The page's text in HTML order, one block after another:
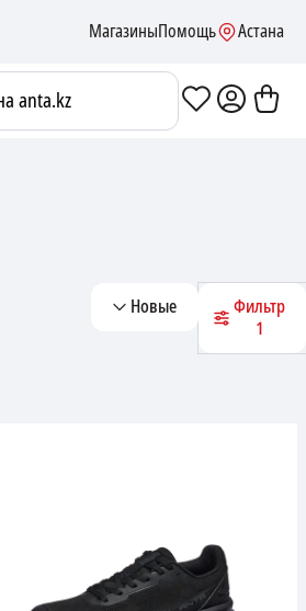
МагазиныПомощь Астана
anta.kz
Новые
Фильтр
1